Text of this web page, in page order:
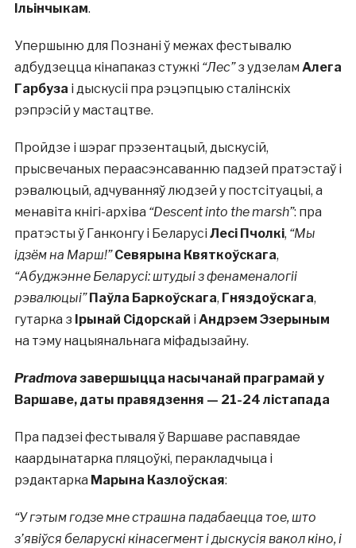
Ільінчыкам.
Упершыню для Познані ў межах фестывалю
адбудзецца кінапаказ стужкі “Лес”з удзелам Алега
Гарбуза і дыскусіі пра рэцэпцыю сталінскіх
рэпрэсій у мастацтве.
Пройдзе і шэраг прэзентацый, дыскусій,
прысвечаных пераасэнсаванню падзей пратэстаў і
рэвалюцый, адчуванняў людзей у постсітуацыі, а
менавіта кнігі-архіва “Descent into the marsh”: пра
пратэсты ў Ганконгу і Беларусі Лесі Пчолкі, “Мы
ідзём на Марш!” Севярына Квяткоўскага,
“Абуджэнне Беларусі: штудыі з фенаменалогіі
рэвалюцыі” Паўла Баркоўскага, Гняздоўскага,
гутарка з Ірынай Сідорскай і Андрэем Эзерыным
на тэму нацыянальнага міфадызайну.
Pradmovaзавершыцца насычанай праграмай у
Варшаве, даты правядзення — 21-24 лістапада
Пра падзеі фестываля ў Варшаве распавядае
каардынатарка пляцоўкі, перакладчыца і
рэдактарка Марына Казлоўская:
“Угэтым годзе мне страшна падабаецца тое, што
з’явіўся беларускі кінасегмент і дыскусія вакол кіно, і